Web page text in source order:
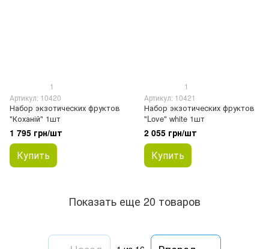
1
Артикул: 10420
Набор экзотических фруктов
"Коханій" 1шт
1 795 грн/шт
Купить
1
Артикул: 10421
Набор экзотических фруктов
"Love" white 1шт
2 055 грн/шт
Купить
Показать еще 20 товаров